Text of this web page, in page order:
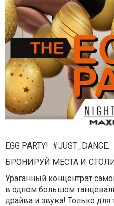
EGG PARTY! #JUST_DANCE.
БРОНИРУЙ МЕСТА И
Ураганный концентрат
в одном большом
драйва и звука! Только